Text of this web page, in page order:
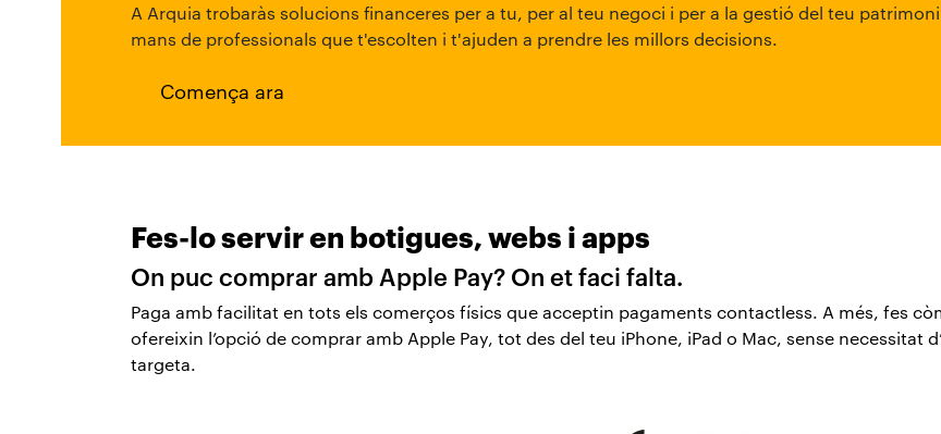
A Arquia trobaràs solucions financeres per a tu, per al teu negoci i per a la gestió del teu
mans de professionals que t'escolten i t'ajuden a prendre les millors decisions.
Comença ara
Fes-lo servir en botigues, webs i apps
On puc comprar amb Apple Pay? On et faci falta.
Paga amb facilitat en tots els comerços físics que acceptin pagaments contactless. A més, fes
ofereixin l’opció de comprar amb Apple Pay, tot des del teu iPhone, iPad o Mac, sense necessitat
targeta.